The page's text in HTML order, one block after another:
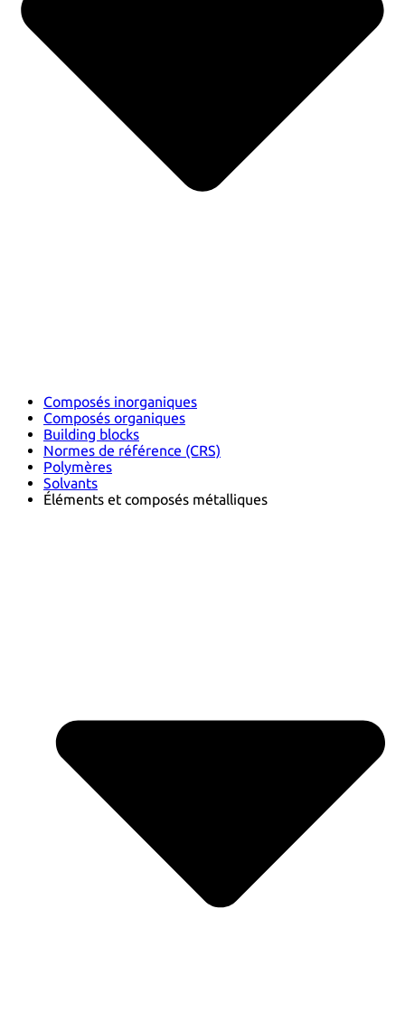
Composés inorganiques
Composés organiques
Building blocks
Normes de référence (CRS)
Polymères
Solvants
Éléments et composés métalliques